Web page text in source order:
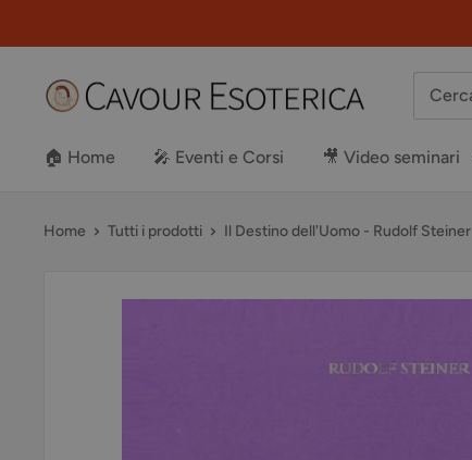
al
contenuto
Libreria
Esoterica
🏠 Home 🎤 Eventi e Corsi 🎥 Video seminari
Home Tutti i prodotti Il Destino dell'Uomo - Rudolf Steiner